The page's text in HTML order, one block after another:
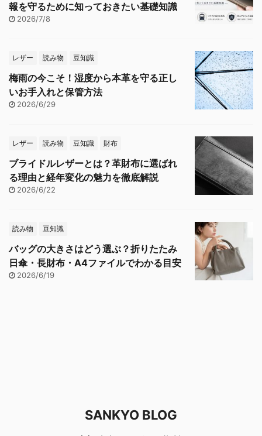
報を守るために知っておきたい基礎知識
2026/7/8
レザー 読み物 豆知識
梅雨の今こそ！湿度から本革を守る正し
いお手入れと保管方法
2026/6/29
レザー 読み物 豆知識 財布
ブライドルレザーとは？革財布に選ばれ
る理由と経年変化の魅力を徹底解説
2026/6/22
読み物 豆知識
バッグの大きさはどう選ぶ？折りたたみ
日傘・長財布・A4ファイルでわかる目安
2026/6/19
SANKYO BLOG